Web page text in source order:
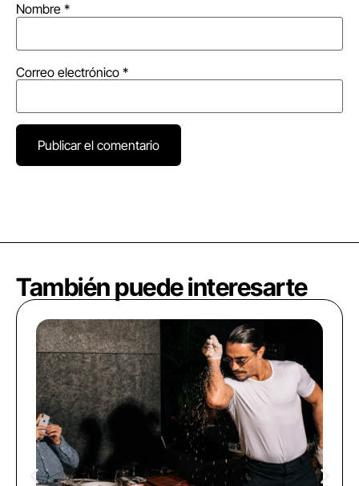
Nombre *
Correo electrónico *
También puede interesarte